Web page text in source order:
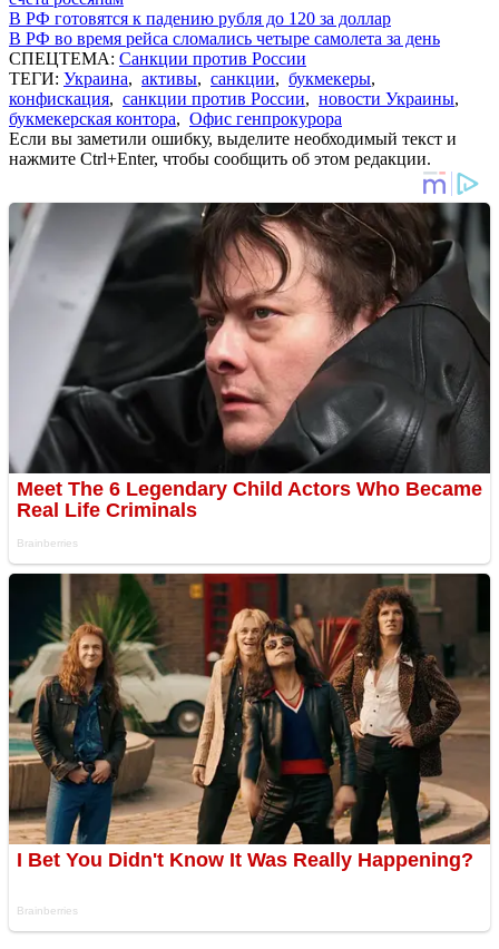
В РФ готовятся к падению рубля до 120 за доллар
В РФ во время рейса сломались четыре самолета за день
СПЕЦТЕМА: Санкции против России
ТЕГИ: Украина, активы, санкции, букмекеры,
конфискация, санкции против России, новости Украины,
букмекерская контора, Офис генпрокурора
Если вы заметили ошибку, выделите необходимый текст и
нажмите Ctrl+Enter, чтобы сообщить об этом редакции.